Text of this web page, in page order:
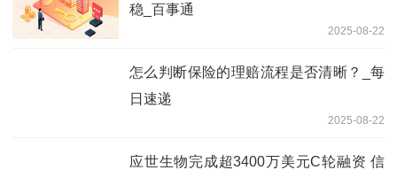
稳_百事通
2025-08-22
怎么判断保险的理赔流程是否清晰？_每
日速递
2025-08-22
应世生物完成超3400万美元C轮融资 信